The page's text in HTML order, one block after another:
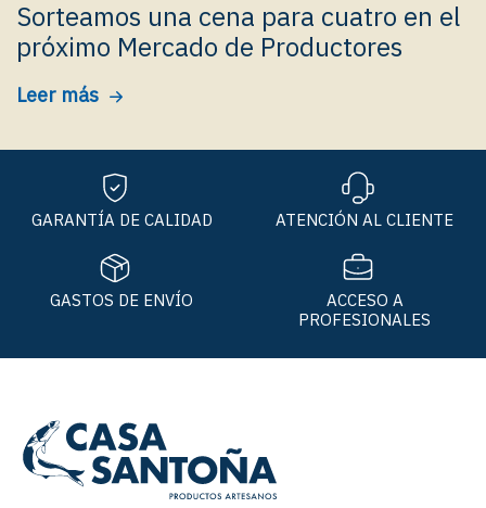
Sorteamos una cena para cuatro en el
próximo Mercado de Productores
Leer más
GARANTÍA DE CALIDAD ATENCIÓN AL CLIENTE
GASTOS DE ENVÍO
ACCESO A
PROFESIONALES